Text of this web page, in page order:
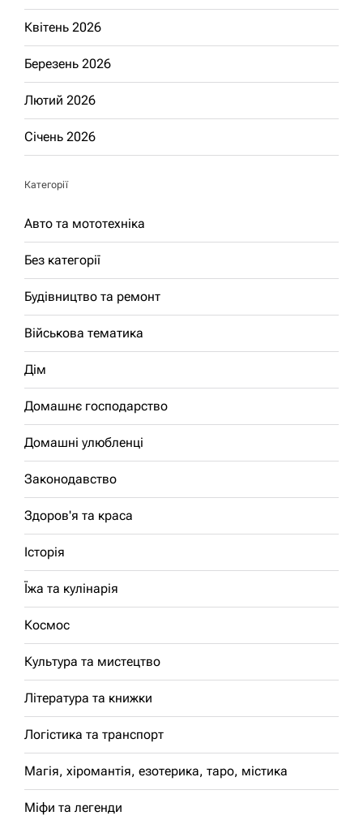
Квітень 2026
Березень 2026
Лютий 2026
Січень 2026
Категорії
Авто та мототехніка
Без категорії
Будівництво та ремонт
Військова тематика
Дім
Домашнє господарство
Домашні улюбленці
Законодавство
Здоров'я та краса
Історія
Їжа та кулінарія
Космос
Культура та мистецтво
Література та книжки
Логістика та транспорт
Магія, хіромантія, езотерика, таро, містика
Міфи та легенди